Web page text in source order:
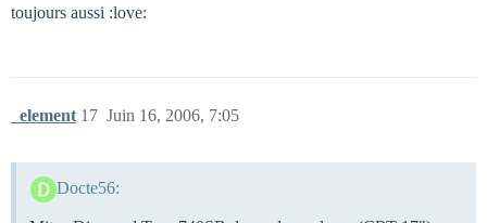
toujours aussi :love:
_element Juin 16, 2006, 7:05
17
Docte56: